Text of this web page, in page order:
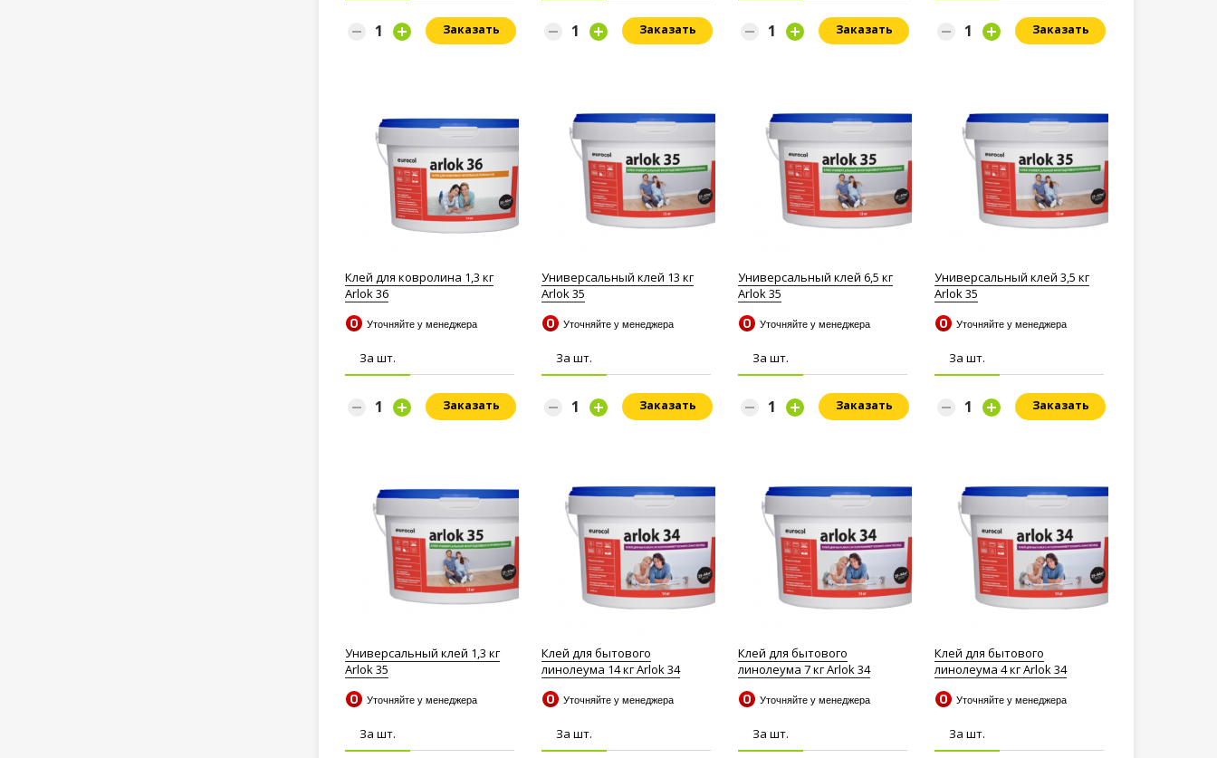
Заказать Заказать Заказать Заказать
Клей для ковролина 1,3 кг
Arlok 36
Уточняйте у менеджера
За шт.
Заказать
Универсальный клей 13 кг
Arlok 35
Уточняйте у менеджера
За шт.
Заказать
Универсальный клей 6,5 кг
Arlok 35
Уточняйте у менеджера
За шт.
Заказать
Универсальный клей 3,5 кг
Arlok 35
Уточняйте у менеджера
За шт.
Заказать
Универсальный клей 1,3 кг
Arlok 35
Уточняйте у менеджера
За шт.
Клей для бытового
линолеума 14 кг Arlok 34
Уточняйте у менеджера
За шт.
Клей для бытового
линолеума 7 кг Arlok 34
Уточняйте у менеджера
За шт.
Клей для бытового
линолеума 4 кг Arlok 34
Уточняйте у менеджера
За шт.